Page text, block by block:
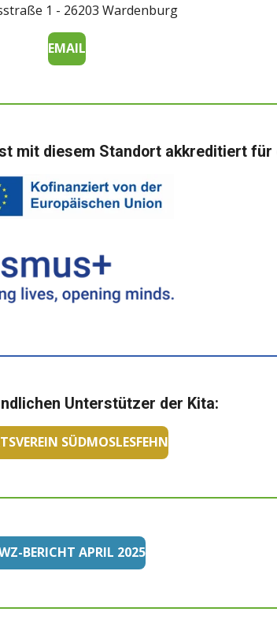
1 - 26203 Wardenburg
EMAIL
mit diesem Standort akkreditiert
Unterstützer der Kita:
SÜDMOSLESFEHN
BERICHT APRIL 2025